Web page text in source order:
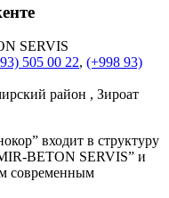
505 00 22, (+998 93)
район , Зироат
входит в структуру
BETON SERVIS” и
современным